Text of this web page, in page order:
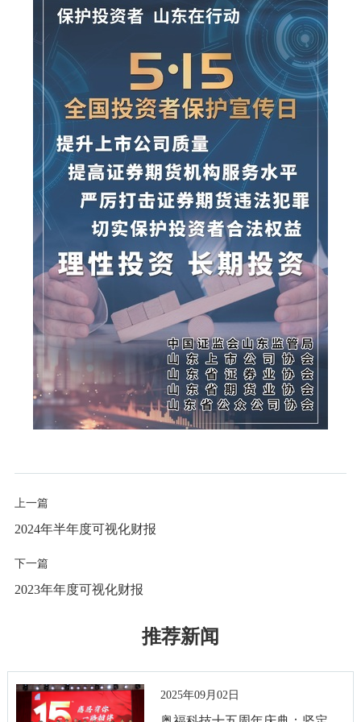
上一篇
2024年半年度可视化财报
下一篇
2023年年度可视化财报
推荐新闻
2025年09月02日